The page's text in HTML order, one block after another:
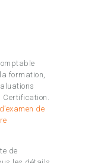
formation,
de
de